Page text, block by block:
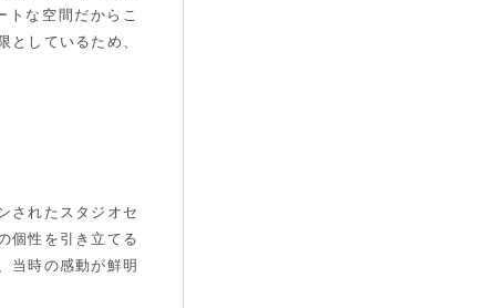
トな空間だからこ
としているため、
されたスタジオセ
個性を引き立てる
当時の感動が鮮明